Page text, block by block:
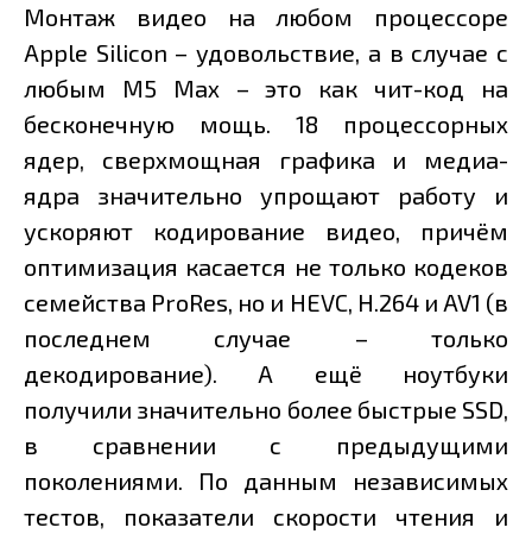
Монтаж видео на любом процессоре
Apple Silicon – удовольствие, а в случае с
любым M5 Max – это как чит-код на
бесконечную мощь. 18 процессорных
ядер, сверхмощная графика и медиа-
ядра значительно упрощают работу и
ускоряют кодирование видео, причём
оптимизация касается не только кодеков
семейства ProRes, но и HEVC, H.264 и AV1 (в
последнем случае – только
декодирование). А ещё ноутбуки
получили значительно более быстрые SSD,
в сравнении с предыдущими
поколениями. По данным независимых
тестов, показатели скорости чтения и